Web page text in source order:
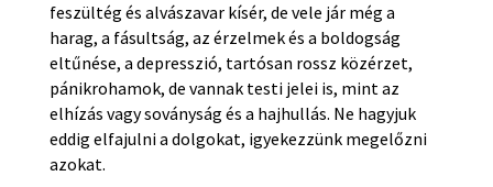
feszültég és alvászavar kísér, de vele jár még a
harag, a fásultság, az érzelmek és a boldogság
eltűnése, a depresszió, tartósan rossz közérzet,
pánikrohamok, de vannak testi jelei is, mint az
elhízás vagy soványság és a hajhullás. Ne hagyjuk
eddig elfajulni a dolgokat, igyekezzünk megelőzni
azokat.